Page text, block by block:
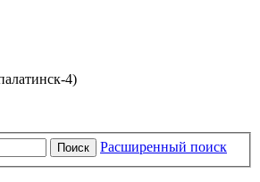
4)
Поиск Расширенный поиск